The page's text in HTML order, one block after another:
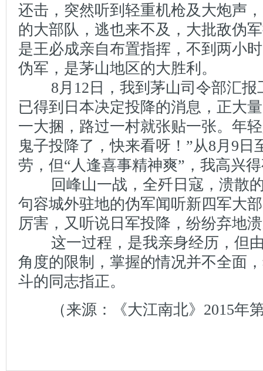
还击，突然听到轻重机枪及大炮声
的大部队，逃也来不及，大批敌伪
是王必成亲自布置指挥，不到两小
伪军，是茅山地区的大胜利。
8月12日，我到茅山司令部汇报
已得到日本决定投降的消息，正大
一大捆，路过一村就张贴一张。年
鬼子投降了，快来看呀！”从8月9日
劳，但“人逢喜事精神爽”，我高兴
回峰山一战，全歼日寇，溃散的
句容城外驻地的伪军闻听新四军大
厉害，又听说日军投降，纷纷弃地
这一过程，是我亲身经历，但由
角度的限制，掌握的情况并不全面
斗的同志指正。
（来源：《大江南北》2015年